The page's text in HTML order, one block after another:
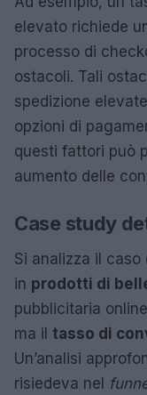
elevato richiede
processo di
ostacoli. Tali
spedizione
opzioni di
questi fattori può
aumento delle
Case study
Si analizza il
in prodotti di
pubblicitaria
ma il tasso di
Un’analisi
risiedeva nel